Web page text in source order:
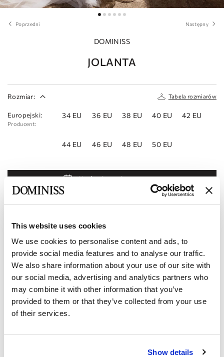
This website uses cookies
We use cookies to personalise content and ads, to
provide social media features and to analyse our traffic.
We also share information about your use of our site with
our social media, advertising and analytics partners who
may combine it with other information that you’ve
provided to them or that they’ve collected from your use
of their services.
Show details
Poprzedni Następny
DOMINISS
JOLANTA
Rozmiar: Tabela rozmiarów
Europejski:
Producent:
34 EU 36 EU 38 EU 40 EU 42 EU
44 EU 46 EU 48 EU 50 EU
Umów się na wizytę
Znajdź sklep
Kod produktu: 101123257
Charakterystyka
Dostawa i płatność